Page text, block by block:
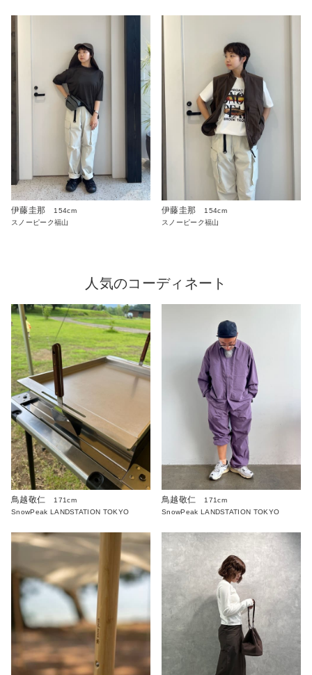
伊藤圭那
154cm
スノーピーク福山
伊藤圭那
154cm
スノーピーク福山
人気のコーディネート
鳥越敬仁
171cm
SnowPeak LANDSTATION TOKYO
鳥越敬仁
171cm
SnowPeak LANDSTATION TOKYO